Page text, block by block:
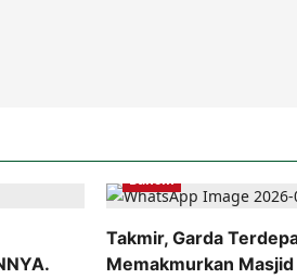
Banom
Takmir, Garda
Memakmurkan Masjid